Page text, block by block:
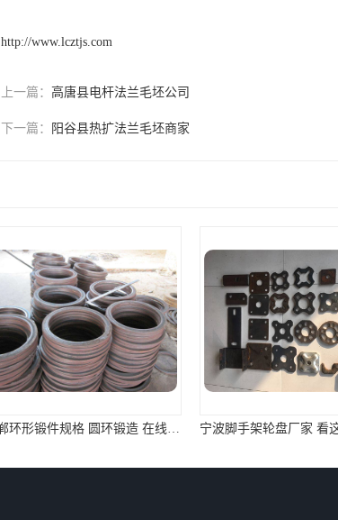
http://www.lcztjs.com
上一篇： 高唐县电杆法兰毛坯公司
下一篇： 阳谷县热扩法兰毛坯商家
邯郸环形锻件规格 圆环锻造 在线免费咨询